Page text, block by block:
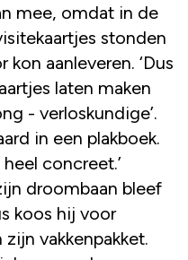
mee, omdat in de
stonden
aanleveren. ‘Dus
laten maken
- verloskundige’.
in een plakboek.
concreet.’
droombaan bleef
koos hij voor
vakkenpakket.